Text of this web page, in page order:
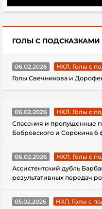
ГОЛЫ С ПОДСКАЗКАМИ
06.02.2026
НХЛ. Голы с
Голы Свечникова и
06.02.2026
НХЛ. Голы с
Спасения и пропущенные
Бобровского и Сорокина 6
06.02.2026
НХЛ. Голы с
Ассистентский дубль
результативных передач
05.02.2026
НХЛ. Голы с